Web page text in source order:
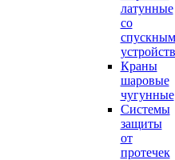
латунные
со
спускным
Краны
шаровые
чугунные
Системы
защиты
от
протечек